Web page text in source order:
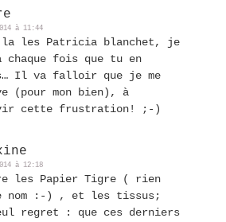
à 11:44
les Patricia blanchet, je
chaque fois que tu en
Il va falloir que je me
(pour mon bien), à
cette frustration! ;-)
à 12:18
les Papier Tigre ( rien
nom :-) , et les tissus;
regret : que ces derniers